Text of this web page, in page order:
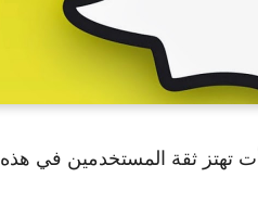
تهتز ثقة المستخدمين في هذه